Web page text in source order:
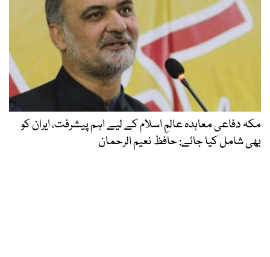
مکہ دفاعی معاہدہ عالمِ اسلام کے لیے اہم پیشرفت، ایران کو
بھی شامل کیا جائے: حافظ نعیم الرحمان